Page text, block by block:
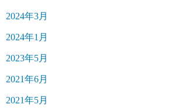
2024年3月
2024年1月
2023年5月
2021年6月
2021年5月